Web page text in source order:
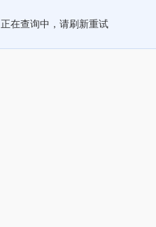
正在查询中，请刷新重试